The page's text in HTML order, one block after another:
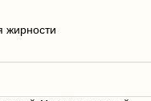
жирности